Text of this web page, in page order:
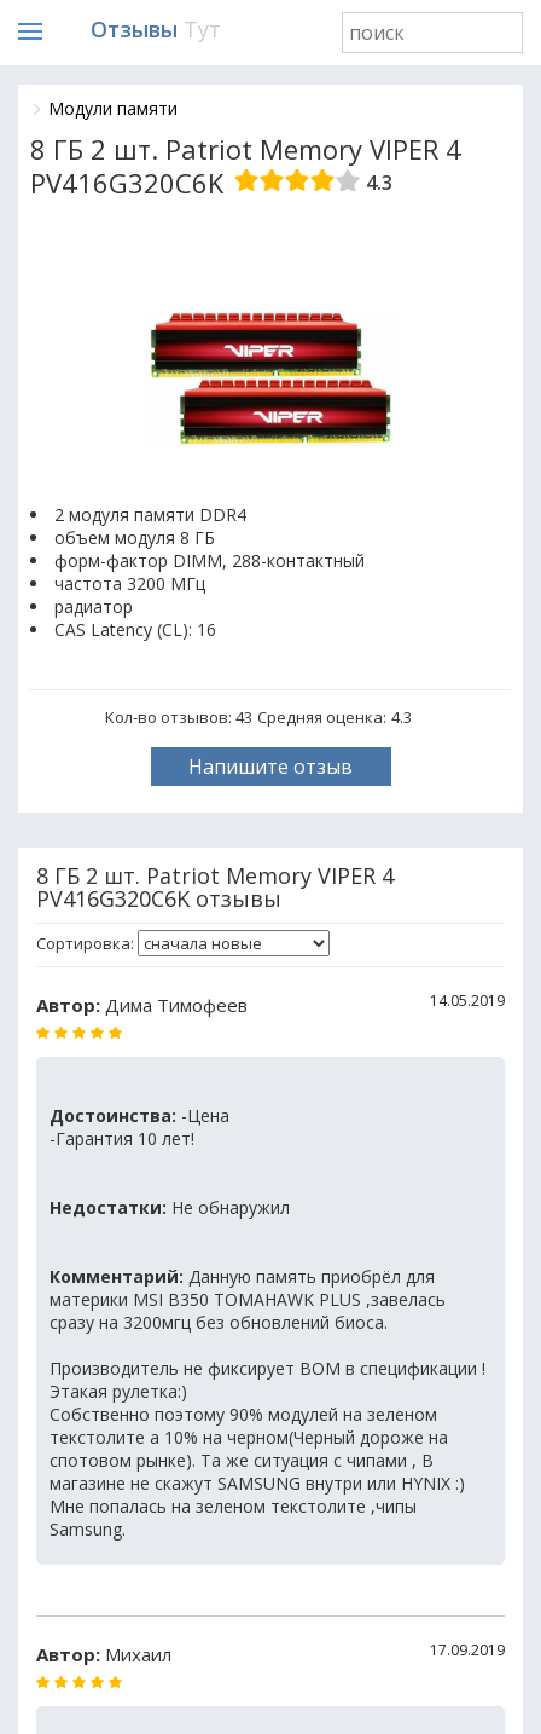
Отзывы Тут
Модули памяти
8 ГБ 2 шт. Patriot Memory VIPER 4
PV416G320C6K
4.3
2 модуля памяти DDR4
объем модуля 8 ГБ
форм-фактор DIMM, 288-контактный
частота 3200 МГц
радиатор
CAS Latency (CL): 16
Кол-во отзывов: 43 Средняя оценка: 4.3
Напишите отзыв
8 ГБ 2 шт. Patriot Memory VIPER 4
PV416G320C6K отзывы
Сортировка:
Автор: Дима Тимофеев 14.05.2019
Достоинства: -Цена
-Гарантия 10 лет!
Недостатки: Не обнаружил
Комментарий: Данную память приобрёл для
материки MSI B350 TOMAHAWK PLUS ,завелась
сразу на 3200мгц без обновлений биоса.
Производитель не фиксирует BOM в спецификации !
Этакая рулетка:)
Собственно поэтому 90% модулей на зеленом
текстолите а 10% на черном(Черный дороже на
спотовом рынке). Та же ситуация с чипами , В
магазине не скажут SAMSUNG внутри или HYNIX :)
Мне попалась на зеленом текстолите ,чипы
Samsung.
Автор: Михаил 17.09.2019